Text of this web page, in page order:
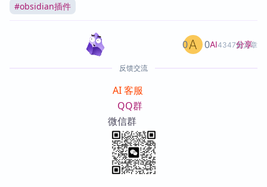
#obsidian插件
AI4347篇文章
0 0 分享
反馈交流
AI 客服
QQ群
微信群